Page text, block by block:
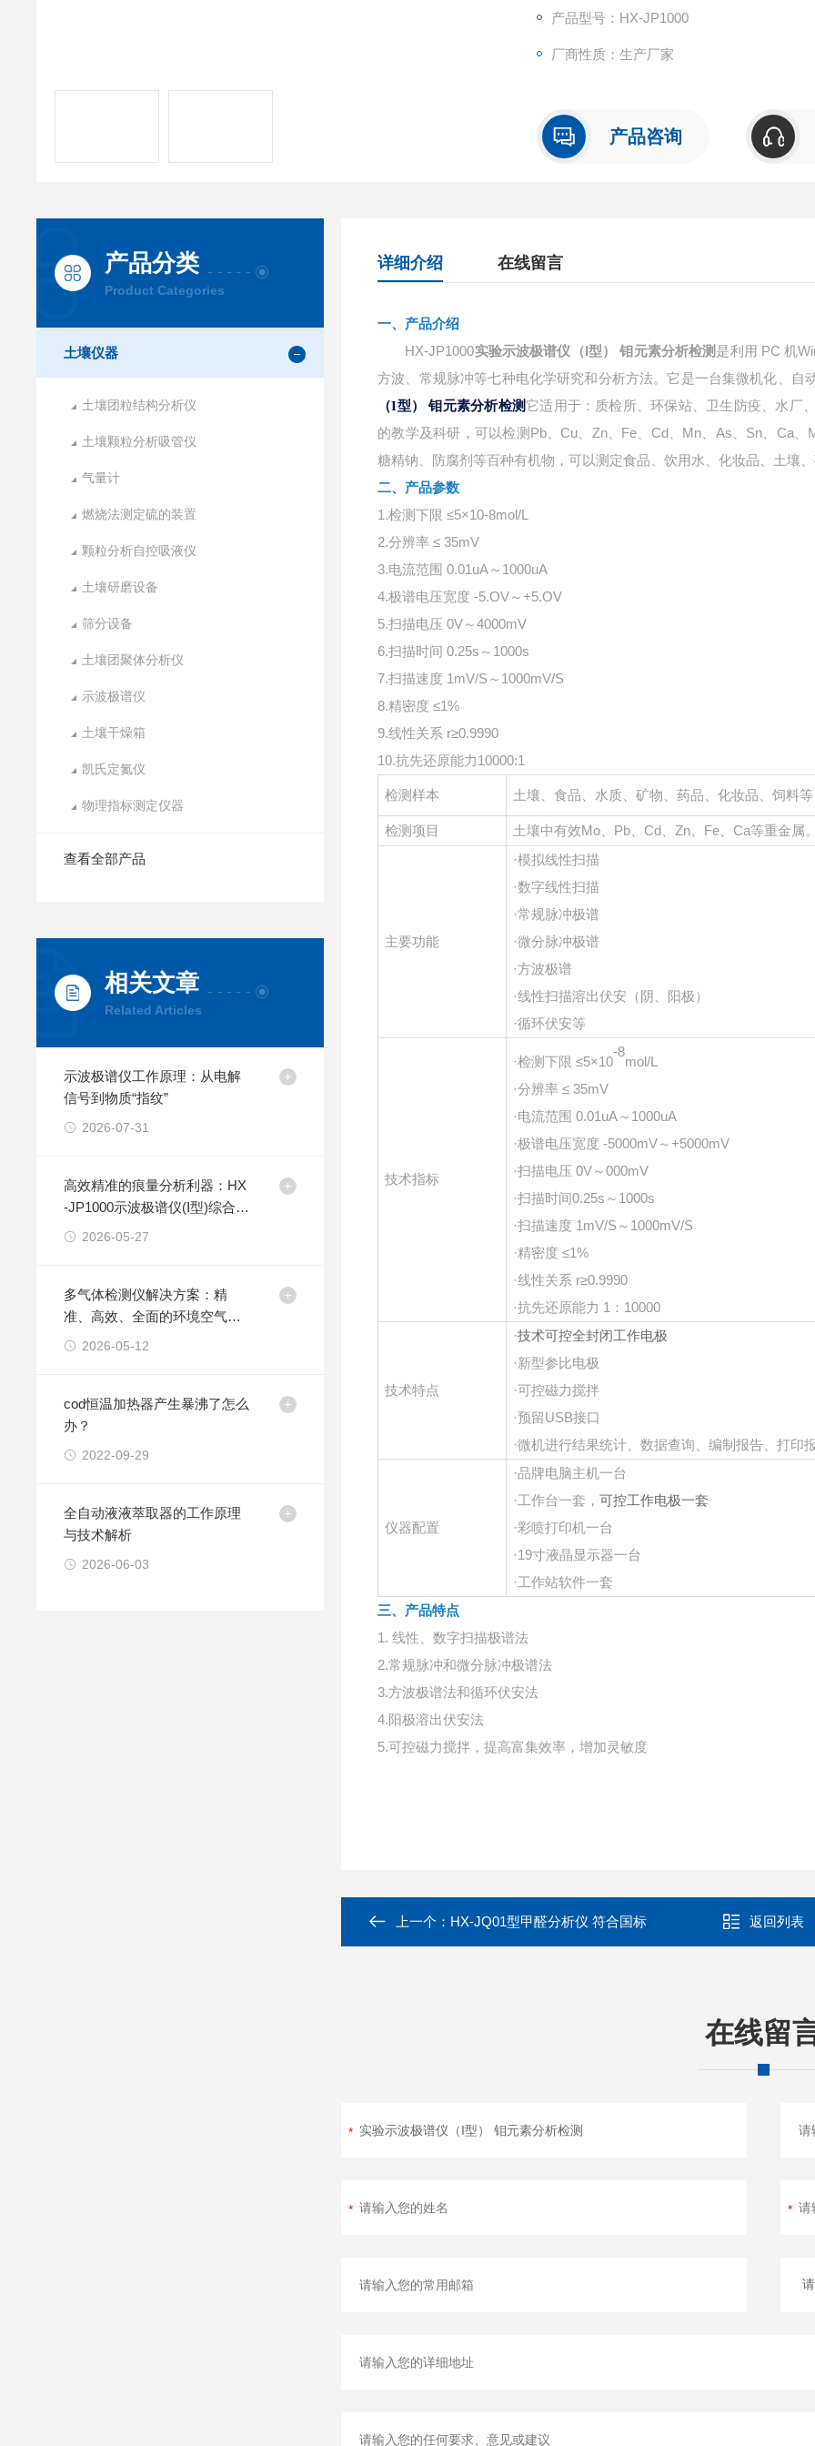
产品型号：HX-JP1000
厂商性质：生产厂家
产品咨询
产品分类
Product Categories
土壤仪器
土壤团粒结构分析仪
土壤颗粒分析吸管仪
气量计
燃烧法测定硫的装置
颗粒分析自控吸液仪
土壤研磨设备
筛分设备
土壤团聚体分析仪
示波极谱仪
土壤干燥箱
凯氏定氮仪
物理指标测定仪器
查看全部产品
相关文章
Related Articles
示波极谱仪工作原理：从电解
信号到物质“指纹”
2026-07-31
高效精准的痕量分析利器：HX
-JP1000示波极谱仪(Ⅰ型)综合解
决方案2026-05-27
多气体检测仪解决方案：精
准、高效、全面的环境空气质
量监测利器
2026-05-12
cod恒温加热器产生暴沸了怎么
办？
2022-09-29
全自动液液萃取器的工作原理
与技术解析
2026-06-03
详细介绍 在线留言
一、产品介绍
HX-JP1000实验示波极谱仪（I型） 钼元素分析检测 是利用 PC 机
方波、常规脉冲等七种电化学研究和分析方法。它是一台集微机化、自
（I型） 钼元素分析检测它适用于：质检所、环保站、卫生防疫、水厂
的教学及科研，可以检测Pb、Cu、Zn、Fe、Cd、Mn、As、Sn、Ca
糖精钠、防腐剂等百种有机物，可以测定食品、饮用水、化妆品、土壤
二、产品参数
1.检测下限 ≤5×10-8mol/L
2.分辨率 ≤ 35mV
3.电流范围 0.01uA～1000uA
4.极谱电压宽度 -5.OV～+5.OV
5.扫描电压 0V～4000mV
6.扫描时间 0.25s～1000s
7.扫描速度 1mV/S～1000mV/S
8.精密度 ≤1%
9.线性关系 r≥0.9990
10.抗先还原能力10000:1
检测样本 土壤、食品、水质、矿物、药品、化妆品、饲料等
检测项目 土壤中有效Mo、Pb、Cd、Zn、Fe、Ca等重金属
主要功能
·模拟线性扫描
·数字线性扫描
·常规脉冲极谱
·微分脉冲极谱
·方波极谱
·线性扫描溶出伏安（阴、阳极）
·循环伏安等
技术指标
·检测下限 ≤5×10
-8
mol/L
·分辨率 ≤ 35mV
·电流范围 0.01uA～1000uA
·极谱电压宽度 -5000mV～+5000mV
·扫描电压 0V～000mV
·扫描时间0.25s～1000s
·扫描速度 1mV/S～1000mV/S
·精密度 ≤1%
·线性关系 r≥0.9990
·抗先还原能力 1：10000
技术特点
·技术可控全封闭工作电极
·新型参比电极
·可控磁力搅拌
·预留USB接口
·微机进行结果统计、数据查询、编制报告、打印
仪器配置
·品牌电脑主机一台
·工作台一套，可控工作电极一套
·彩喷打印机一台
·19寸液晶显示器一台
·工作站软件一套
三、产品特点
1. 线性、数字扫描极谱法
2.常规脉冲和微分脉冲极谱法
3.方波极谱法和循环伏安法
4.阳极溶出伏安法
5.可控磁力搅拌，提高富集效率，增加灵敏度
上一个： HX-JQ01型甲醛分析仪 符合国标 返回列表
在线留